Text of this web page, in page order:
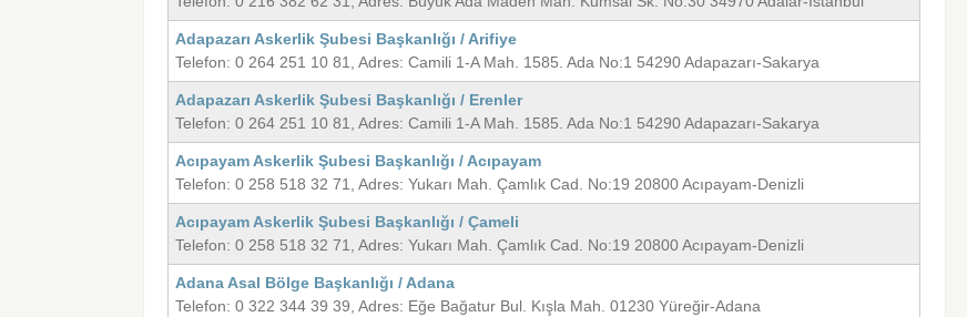
Adapazarı Askerlik Şubesi Başkanlığı / Arifiye
Telefon: 0 264 251 10 81, Adres: Camili 1-A Mah. 1585. Ada No:1 54290 Adapazarı-Sakarya
Adapazarı Askerlik Şubesi Başkanlığı / Erenler
Telefon: 0 264 251 10 81, Adres: Camili 1-A Mah. 1585. Ada No:1 54290 Adapazarı-Sakarya
Acıpayam Askerlik Şubesi Başkanlığı / Acıpayam
Telefon: 0 258 518 32 71, Adres: Yukarı Mah. Çamlık Cad. No:19 20800 Acıpayam-Denizli
Acıpayam Askerlik Şubesi Başkanlığı / Çameli
Telefon: 0 258 518 32 71, Adres: Yukarı Mah. Çamlık Cad. No:19 20800 Acıpayam-Denizli
Adana Asal Bölge Başkanlığı / Adana
Telefon: 0 322 344 39 39, Adres: Eğe Bağatur Bul. Kışla Mah. 01230 Yüreğir-Adana